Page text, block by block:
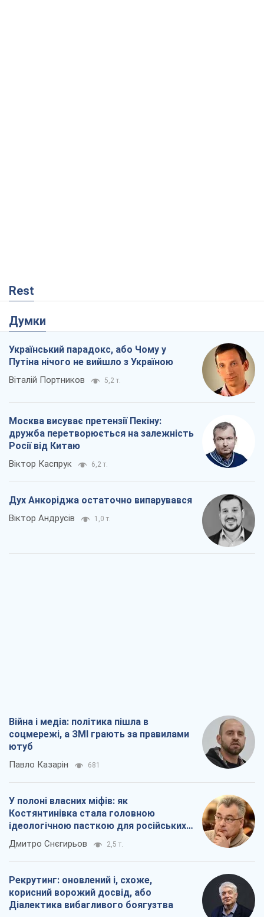
Rest
Думки
Український парадокс, або Чому у
Путіна нічого не вийшло з Україною
Віталій Портников 5,2 т.
Москва висуває претензії Пекіну:
дружба перетворюється на залежність
Росії від Китаю
Віктор Каспрук 6,2 т.
Дух Анкоріджа остаточно випарувався
Віктор Андрусів 1,0 т.
Війна і медіа: політика пішла в
соцмережі, а ЗМІ грають за правилами
ютуб
Павло Казарін 681
У полоні власних міфів: як
Костянтинівка стала головною
ідеологічною пасткою для російських
окупантів
Дмитро Снєгирьов 2,5 т.
Рекрутинг: оновлений і, схоже,
корисний ворожий досвід, або
Діалектика вибагливого боягузтва